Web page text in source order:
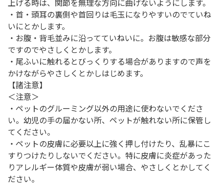
上げる時は、関節を無理な方向に曲げないようにします。
・首・頭耳の裏側や首回りは毛玉になりやすいのでていね
いにとかします。
・お腹・背毛並みに沿ってていねいに。お腹は敏感な部分
ですのでやさしくとかします。
・尾ふいに触れるとびっくりする場合がありますので声を
かけながらやさしくとかしはじめます。
【諸注意】
＜注意＞
・ペットのグルーミング以外の用途に使わないでくださ
い。幼児の手の届かない所、ペットが触れない所に保管し
てください。
・ペットの皮膚に必要以上に強く押し付けたり、乱暴にこ
すりつけたりしないでください。特に皮膚に炎症があった
りアレルギー体質や皮膚が弱い場合、やさしくとかしてく
ださい。